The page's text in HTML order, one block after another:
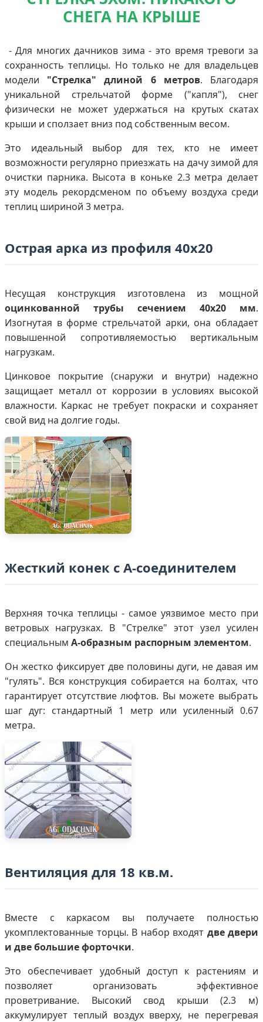
СНЕГА НА КРЫШЕ
- Для многих дачников зима - это время тревоги за
сохранность теплицы. Но только не для владельцев
модели "Стрелка" длиной 6 метров. Благодаря
уникальной стрельчатой форме ("капля"), снег
физически не может удержаться на крутых скатах
крыши и сползает вниз под собственным весом.
Это идеальный выбор для тех, кто не имеет
возможности регулярно приезжать на дачу зимой для
очистки парника. Высота в коньке 2.3 метра делает
эту модель рекордсменом по объему воздуха среди
теплиц шириной 3 метра.
Острая арка из профиля 40х20
Несущая конструкция изготовлена из мощной
оцинкованной трубы сечением 40х20 мм.
Изогнутая в форме стрельчатой арки, она обладает
повышенной сопротивляемостью вертикальным
нагрузкам.
Цинковое покрытие (снаружи и внутри) надежно
защищает металл от коррозии в условиях высокой
влажности. Каркас не требует покраски и сохраняет
свой вид на долгие годы.
Жесткий конек с А-соединителем
Верхняя точка теплицы - самое уязвимое место при
ветровых нагрузках. В "Стрелке" этот узел усилен
специальным А-образным распорным элементом.
Он жестко фиксирует две половины дуги, не давая им
"гулять". Вся конструкция собирается на болтах, что
гарантирует отсутствие люфтов. Вы можете выбрать
шаг дуг: стандартный 1 метр или усиленный 0.67
метра.
Вентиляция для 18 кв.м.
Вместе с каркасом вы получаете полностью
укомплектованные торцы. В набор входят две двери
и две большие форточки.
Это обеспечивает удобный доступ к растениям и
позволяет организовать эффективное
проветривание. Высокий свод крыши (2.3 м)
аккумулирует теплый воздух вверху, не перегревая